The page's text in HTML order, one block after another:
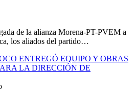
de la alianza Morena-PT-PVEM a
los aliados del partido…